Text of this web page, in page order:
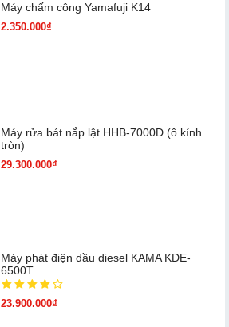
Máy chấm cô​ng Yamafuji K14
2.350.000₫
Máy rửa bát nắp lật HHB-7000D (ô kính
tròn)
29.300.000₫
Máy phát điện dầu diesel KAMA KDE-
6500T
23.900.000₫